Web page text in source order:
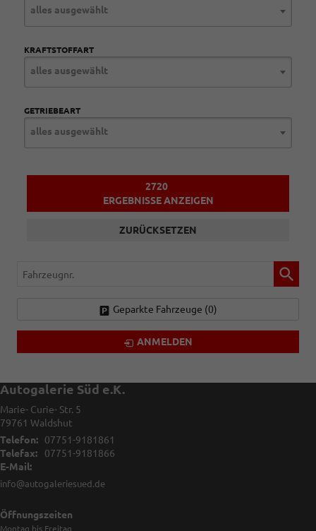
alles ausgewählt
KRAFTSTOFFART
alles ausgewählt
GETRIEBEART
alles ausgewählt
2720
ERGEBNISSE ANZEIGEN
ZURÜCKSETZEN
Fahrzeugnr.
Geparkte Fahrzeuge (0)
ANMELDEN
Autogalerie Süd e.K.
Marie- Curie- Str. 5
79761 Waldshut
Telefon:
07751-9181861
Telefax:
07751-9181866
E-Mail:
info@autogaleriesued.de
Öffnungszeiten
Montag bis Freitag